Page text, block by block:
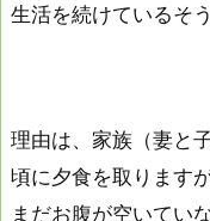
生活を続けているそう
理由は、家族（妻と
頃に夕食を取ります
まだお腹が空いてい